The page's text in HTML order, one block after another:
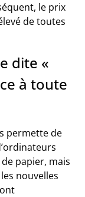
le prix
de toutes
dite «
à toute
permette de
papier, mais
nouvelles